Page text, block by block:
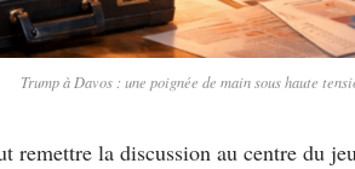
Trump à Davos : une poignée de main sous haute
remettre la discussion au centre du